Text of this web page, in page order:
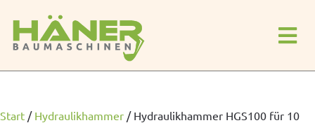
Start / Hydraulikhammer / Hydraulikhammer HGS100 für 10